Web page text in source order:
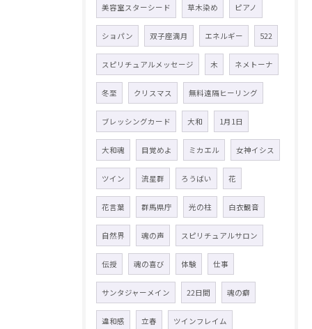
美容室スターシード 草木染め ピアノ
ショパン 双子座満月 エネルギー 522
スピリチュアルメッセージ 木 ネメトーナ
冬至 クリスマス 無料遠隔ヒーリング
ブレッシングカード 大和 1月1日
大和魂 目覚めよ ミカエル 女神イシス
ツイン 流星群 ろうばい 花
花言葉 群馬県庁 光の柱 白衣観音
自然界 魂の声 スピリチュアルサロン
伝授 魂の喜び 体験 仕事
サンタジャーメイン 22日間 魂の癖
違和感 立春 ツインフレイム